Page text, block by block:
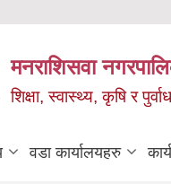
मनराशिसवा
शिक्षा, स्वास्थ्य, कृषि र
वडा कार्यालयहरु